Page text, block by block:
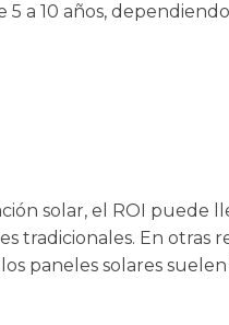
a 10 años,
solar, el ROI puede
tradicionales. En otras
paneles solares